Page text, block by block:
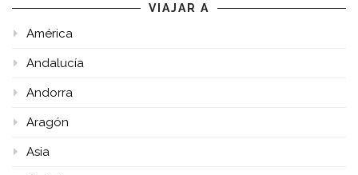
VIAJAR A
América
Andalucía
Andorra
Aragón
Asia